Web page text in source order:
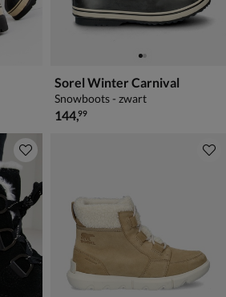
Sorel Winter Carnival
Snowboots - zwart
€ 144,99
144,99